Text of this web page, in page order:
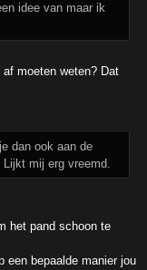
idee van maar ik
moeten weten? Dat
dan ook aan de
mij erg vreemd.
het pand schoon te
een bepaalde manier jou